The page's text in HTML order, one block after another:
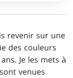
revenir sur une
des couleurs
Je les mets à
venues